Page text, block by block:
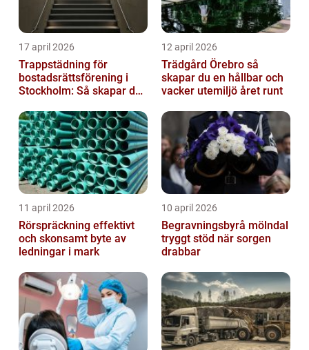
17 april 2026
Trappstädning för
bostadsrättsförening i
Stockholm: Så skapar du
trapphus...
12 april 2026
Trädgård Örebro så
skapar du en hållbar och
vacker utemiljö året runt
11 april 2026
Rörspräckning effektivt
och skonsamt byte av
ledningar i mark
10 april 2026
Begravningsbyrå mölndal
tryggt stöd när sorgen
drabbar